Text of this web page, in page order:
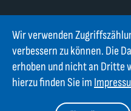
Kontakt
GIFAS ELECTRIC
Wir verwenden
verbessern zu können. Die
erhoben und nicht an Dritte
hierzu finden Sie im